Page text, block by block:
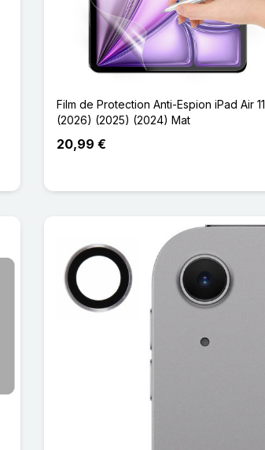
Film de Protection Anti-Espion iPad Air 11
(2026) (2025) (2024) Mat
20,99 €